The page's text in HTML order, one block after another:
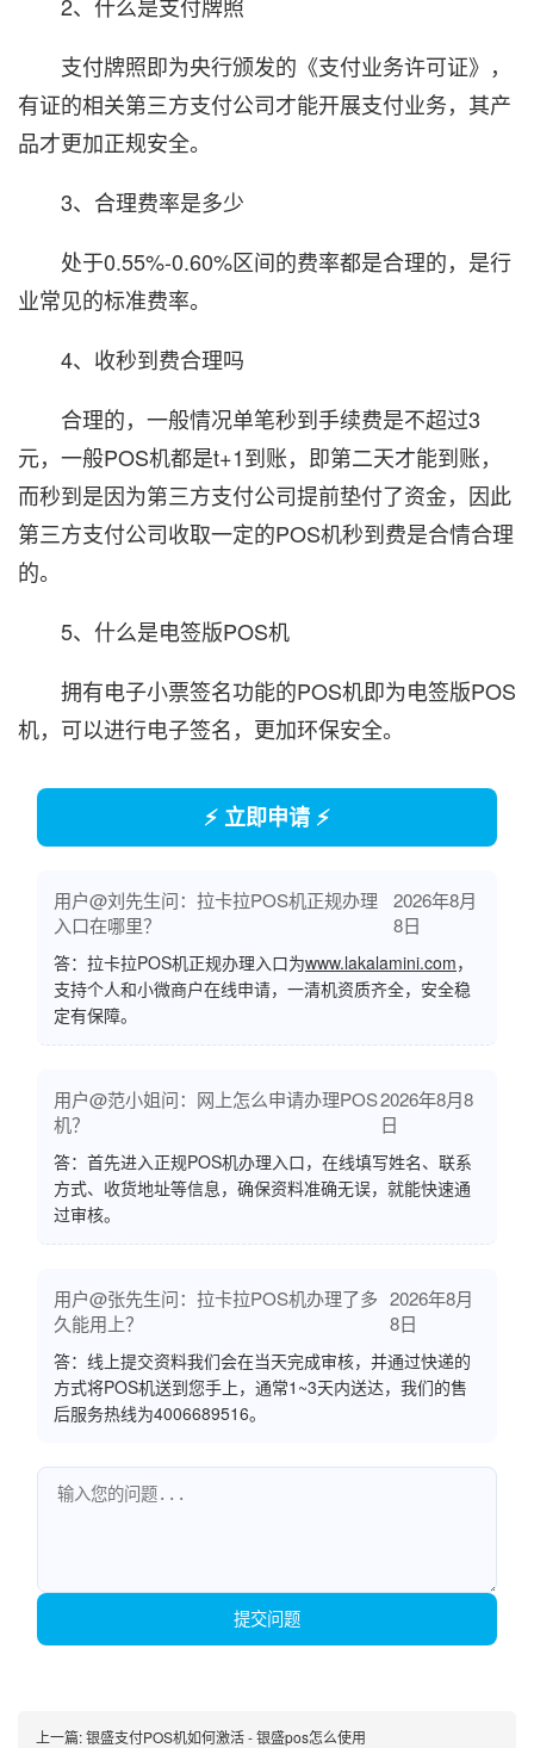
支付牌照即为央行颁发的《支付业务许可证》，
有证的相关第三方支付公司才能开展支付业务，其产
品才更加正规安全。
3、合理费率是多少
处于0.55%-0.60%区间的费率都是合理的，是行
业常见的标准费率。
4、收秒到费合理吗
合理的，一般情况单笔秒到手续费是不超过3
元，一般POS机都是t+1到账，即第二天才能到账，
而秒到是因为第三方支付公司提前垫付了资金，因此
第三方支付公司收取一定的POS机秒到费是合情合理
的。
5、什么是电签版POS机
拥有电子小票签名功能的POS机即为电签版POS
机，可以进行电子签名，更加环保安全。
⚡ 立即申请 ⚡
用户@刘先生问：拉卡拉POS机正规办理
入口在哪里？
2026年8月
8日
答：拉卡拉POS机正规办理入口为www.lakalamini.com，
支持个人和小微商户在线申请，一清机资质齐全，安全稳
定有保障。
用户@范小姐问：网上怎么申请办理POS
机？
2026年8月8
日
答：首先进入正规POS机办理入口，在线填写姓名、联系
方式、收货地址等信息，确保资料准确无误，就能快速通
过审核。
用户@张先生问：拉卡拉POS机办理了多
久能用上？
2026年8月
8日
答：线上提交资料我们会在当天完成审核，并通过快递的
方式将POS机送到您手上，通常1~3天内送达，我们的售
后服务热线为4006689516。
提交问题
上一篇:银盛支付POS机如何激活 - 银盛pos怎么使用